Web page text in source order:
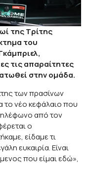
της Τρίτης
του
τις απαραίτητες
στην ομάδα.
των πρασίνων
το νέο κεφάλαιο που
από τον
ο
είδαμε τι
ευκαιρία. Είναι
που είμαι εδώ»,